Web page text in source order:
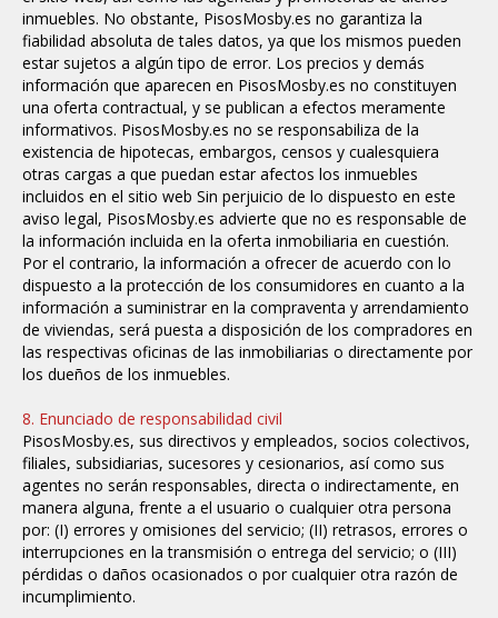
inmuebles. No obstante, PisosMosby.es no garantiza la
fiabilidad absoluta de tales datos, ya que los mismos pueden
estar sujetos a algún tipo de error. Los precios y demás
información que aparecen en PisosMosby.es no constituyen
una oferta contractual, y se publican a efectos meramente
informativos. PisosMosby.es no se responsabiliza de la
existencia de hipotecas, embargos, censos y cualesquiera
otras cargas a que puedan estar afectos los inmuebles
incluidos en el sitio web Sin perjuicio de lo dispuesto en este
aviso legal, PisosMosby.es advierte que no es responsable de
la información incluida en la oferta inmobiliaria en cuestión.
Por el contrario, la información a ofrecer de acuerdo con lo
dispuesto a la protección de los consumidores en cuanto a la
información a suministrar en la compraventa y arrendamiento
de viviendas, será puesta a disposición de los compradores en
las respectivas oficinas de las inmobiliarias o directamente por
los dueños de los inmuebles.
8. Enunciado de responsabilidad civil
PisosMosby.es, sus directivos y empleados, socios colectivos,
filiales, subsidiarias, sucesores y cesionarios, así como sus
agentes no serán responsables, directa o indirectamente, en
manera alguna, frente a el usuario o cualquier otra persona
por: (I) errores y omisiones del servicio; (II) retrasos, errores o
interrupciones en la transmisión o entrega del servicio; o (III)
pérdidas o daños ocasionados o por cualquier otra razón de
incumplimiento.